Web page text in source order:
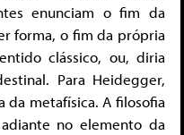
enunciam o fim da
forma, o fim da própria
clássico, ou, diria
Para Heidegger,
da metafísica. A filosofia
no elemento da